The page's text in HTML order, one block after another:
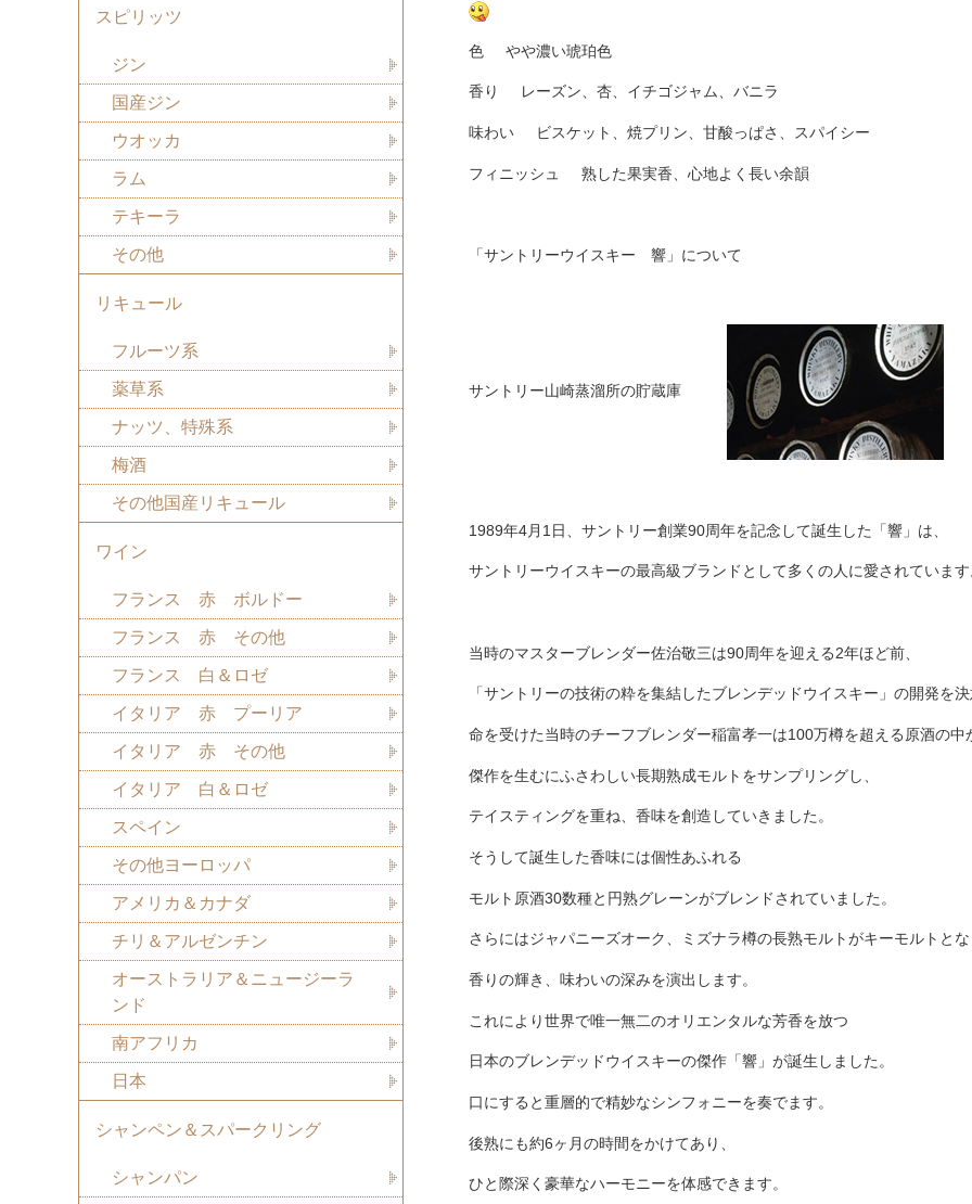
色 やや濃い琥珀色
香り レーズン、杏、イチゴジャム、バニラ
味わい ビスケット、焼プリン、甘酸っぱさ、スパイシー
フィニッシュ 熟した果実香、心地よく長い余韻
「サントリーウイスキー 響」について
サントリー山崎蒸溜所の貯蔵庫
1989年4月1日、サントリー創業90周年を記念して誕生した「響」は、
サントリーウイスキーの最高級ブランドとして多くの人に愛されていま
当時のマスターブレンダー佐治敬三は90周年を迎える2年ほど前、
「サントリーの技術の粋を集結したブレンデッドウイスキー」の開発を
命を受けた当時のチーフブレンダー稲富孝一は100万樽を超える原酒の中
傑作を生むにふさわしい長期熟成モルトをサンプリングし、
テイスティングを重ね、香味を創造していきました。
そうして誕生した香味には個性あふれる
モルト原酒30数種と円熟グレーンがブレンドされていました。
さらにはジャパニーズオーク、ミズナラ樽の長熟モルトがキーモルトと
香りの輝き、味わいの深みを演出します。
これにより世界で唯一無二のオリエンタルな芳香を放つ
日本のブレンデッドウイスキーの傑作「響」が誕生しました。
口にすると重層的で精妙なシンフォニーを奏でます。
後熟にも約6ヶ月の時間をかけてあり、
ひと際深く豪華なハーモニーを体感できます。
スピリッツ
ジン
国産ジン
ウオッカ
ラム
テキーラ
その他
リキュール
フルーツ系
薬草系
ナッツ、特殊系
梅酒
その他国産リキュール
ワイン
フランス 赤 ボルドー
フランス 赤 その他
フランス 白＆ロゼ
イタリア 赤 プーリア
イタリア 赤 その他
イタリア 白＆ロゼ
スペイン
その他ヨーロッパ
アメリカ＆カナダ
チリ＆アルゼンチン
オーストラリア＆ニュージーラ
ンド
南アフリカ
日本
シャンペン＆スパークリング
シャンパン